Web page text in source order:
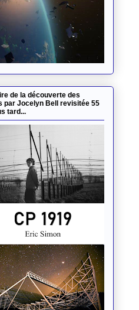
de la découverte des
par Jocelyn Bell revisitée 55
tard...